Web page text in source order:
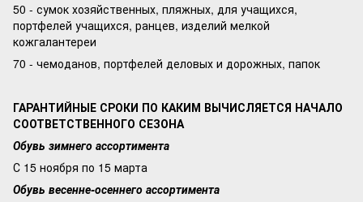
50 - сумок хозяйственных, пляжных, для учащихся,
портфелей учащихся, ранцев, изделий мелкой
кожгалантереи
70 - чемоданов, портфелей деловых и дорожных, папок
ГАРАНТИЙНЫЕ СРОКИ ПО КАКИМ ВЫЧИСЛЯЕТСЯ НАЧАЛО
СООТВЕТСТВЕННОГО СЕЗОНА
Обувь зимнего ассортимента
С 15 ноября по 15 марта
Обувь весенне-осеннего ассортимента